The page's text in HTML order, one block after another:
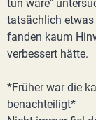
tun wäre"
tatsächlich etwas
fanden kaum
verbessert hätte.
*Früher war die
benachteiligt*